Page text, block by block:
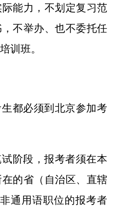
能力，不划定复习范
不举办、也不委托任
训班。
都必须到北京参加考
阶段，报考者须在本
的省（自治区、直辖
通用语职位的报考者